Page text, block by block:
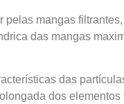
mangas
das mangas
das
dos elementos